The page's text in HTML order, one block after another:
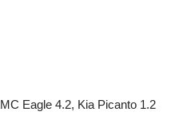
Eagle 4.2, Kia Picanto 1.2